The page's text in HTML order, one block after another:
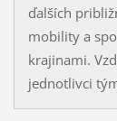
ďalších
mobility a
krajinami.
jednotlivci